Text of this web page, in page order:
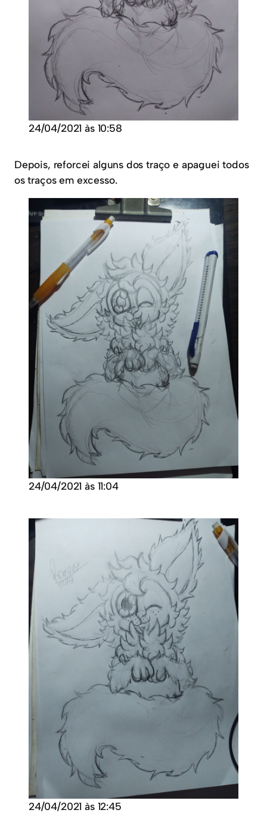
24/04/2021 às 10:58
Depois, reforcei alguns dos traço e apaguei todos
os traços em excesso.
24/04/2021 às 11:04
24/04/2021 às 12:45